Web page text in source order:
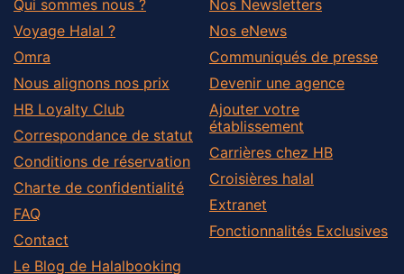
Qui sommes nous ?
Voyage Halal ?
Omra
Nous alignons nos prix
HB Loyalty Club
Correspondance de statut
Conditions de réservation
Charte de confidentialité
FAQ
Contact
Le Blog de Halalbooking
Nos Newsletters
Nos eNews
Communiqués de presse
Devenir une agence
Ajouter votre
établissement
Carrières chez HB
Croisières halal
Extranet
Fonctionnalités Exclusives